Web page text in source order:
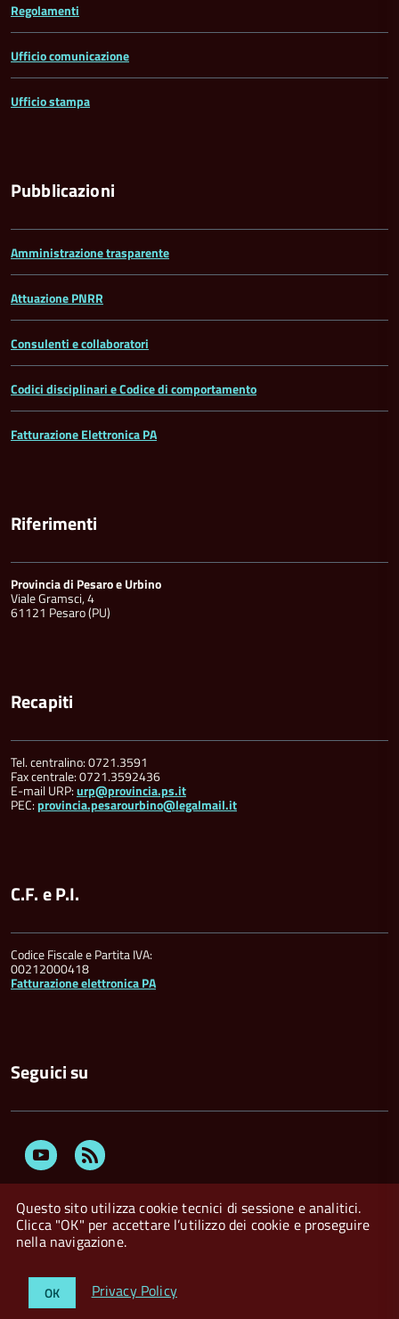
Questo sito utilizza cookie tecnici di sessione e analitici.
Clicca "OK" per accettare l’utilizzo dei cookie e proseguire
nella navigazione.
OK Privacy Policy
Regolamenti
Ufficio comunicazione
Ufficio stampa
Pubblicazioni
Amministrazione trasparente
Attuazione PNRR
Consulenti e collaboratori
Codici disciplinari e Codice di comportamento
Fatturazione Elettronica PA
Riferimenti
Provincia di Pesaro e Urbino
Viale Gramsci, 4
61121 Pesaro (PU)
Recapiti
Tel. centralino: 0721.3591
Fax centrale: 0721.3592436
E-mail URP:urp@provincia.ps.it
PEC:provincia.pesarourbino@legalmail.it
C.F. e P.I.
Codice Fiscale e Partita IVA:
00212000418
Fatturazione elettronica PA
Seguici su
Youtube
Privacy Policy
Whistleblowing